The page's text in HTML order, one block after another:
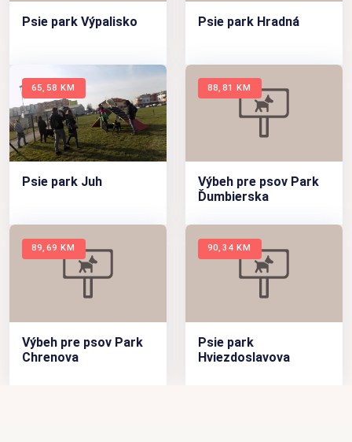
Psie park Výpalisko Psie park Hradná
65,58 KM
Psie park Juh
88,81 KM
Výbeh pre psov Park
Ďumbierska
89,69 KM
Výbeh pre psov Park
Chrenova
90,34 KM
Psie park
Hviezdoslavova